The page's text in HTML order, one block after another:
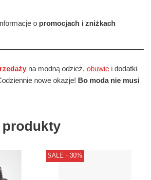
o promocjach i zniżkach
na modną odzież, obuwie i dodatki
nowe okazje! Bo moda nie musi
produkty
SALE - 30%